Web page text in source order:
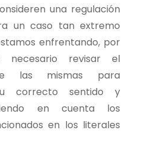
una regulación
un caso tan extremo
enfrentando, por
revisar el
las mismas para
correcto sentido y
en cuenta los
en los literales